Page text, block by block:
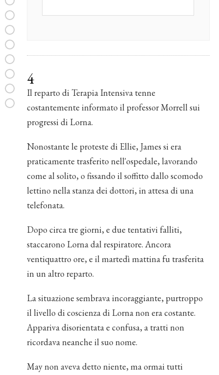
4
Il reparto di Terapia Intensiva tenne
costantemente informato il professor Morrell sui
progressi di Lorna.
Nonostante le proteste di Ellie, James si era
praticamente trasferito nell'ospedale, lavorando
come al solito, o fissando il soffitto dallo scomodo
lettino nella stanza dei dottori, in attesa di una
telefonata.
Dopo circa tre giorni, e due tentativi falliti,
staccarono Lorna dal respiratore. Ancora
ventiquattro ore, e il martedì mattina fu trasferita
in un altro reparto.
La situazione sembrava incoraggiante, purtroppo
il livello di coscienza di Lorna non era costante.
Appariva disorientata e confusa, a tratti non
ricordava neanche il suo nome.
May non aveva detto niente, ma ormai tutti